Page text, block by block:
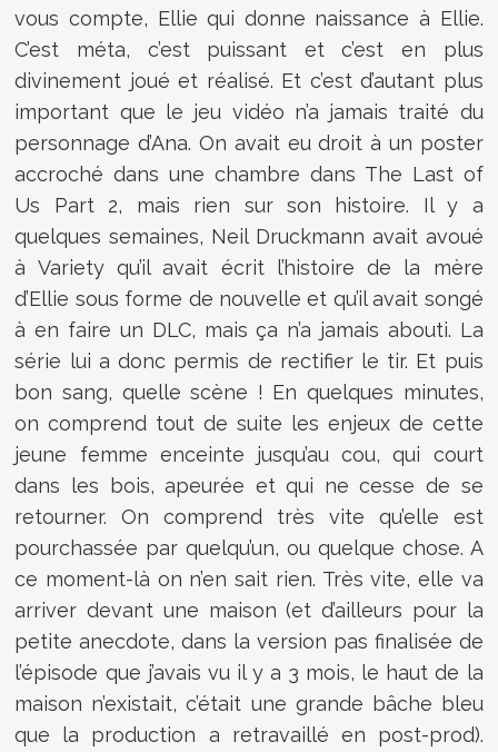
vous compte, Ellie qui donne naissance à Ellie.
C’est méta, c’est puissant et c’est en plus
divinement joué et réalisé. Et c’est d’autant plus
important que le jeu vidéo n’a jamais traité du
personnage d’Ana. On avait eu droit à un poster
accroché dans une chambre dans The Last of
Us Part 2, mais rien sur son histoire. Il y a
quelques semaines, Neil Druckmann avait avoué
à Variety qu’il avait écrit l’histoire de la mère
d’Ellie sous forme de nouvelle et qu’il avait songé
à en faire un DLC, mais ça n’a jamais abouti. La
série lui a donc permis de rectifier le tir. Et puis
bon sang, quelle scène ! En quelques minutes,
on comprend tout de suite les enjeux de cette
jeune femme enceinte jusqu’au cou, qui court
dans les bois, apeurée et qui ne cesse de se
retourner. On comprend très vite qu’elle est
pourchassée par quelqu’un, ou quelque chose. A
ce moment-là on n’en sait rien. Très vite, elle va
arriver devant une maison (et d’ailleurs pour la
petite anecdote, dans la version pas finalisée de
l’épisode que j’avais vu il y a 3 mois, le haut de la
maison n’existait, c’était une grande bâche bleu
que la production a retravaillé en post-prod).